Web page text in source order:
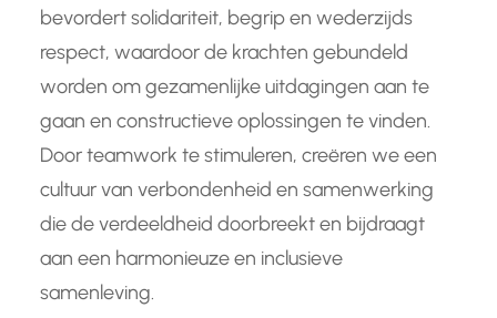
bevordert solidariteit, begrip en wederzijds
respect, waardoor de krachten gebundeld
worden om gezamenlijke uitdagingen aan te
gaan en constructieve oplossingen te vinden.
Door teamwork te stimuleren, creëren we een
cultuur van verbondenheid en samenwerking
die de verdeeldheid doorbreekt en bijdraagt
aan een harmonieuze en inclusieve
samenleving.